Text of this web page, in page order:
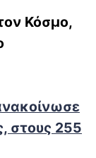
Κόσμο,
στους 255